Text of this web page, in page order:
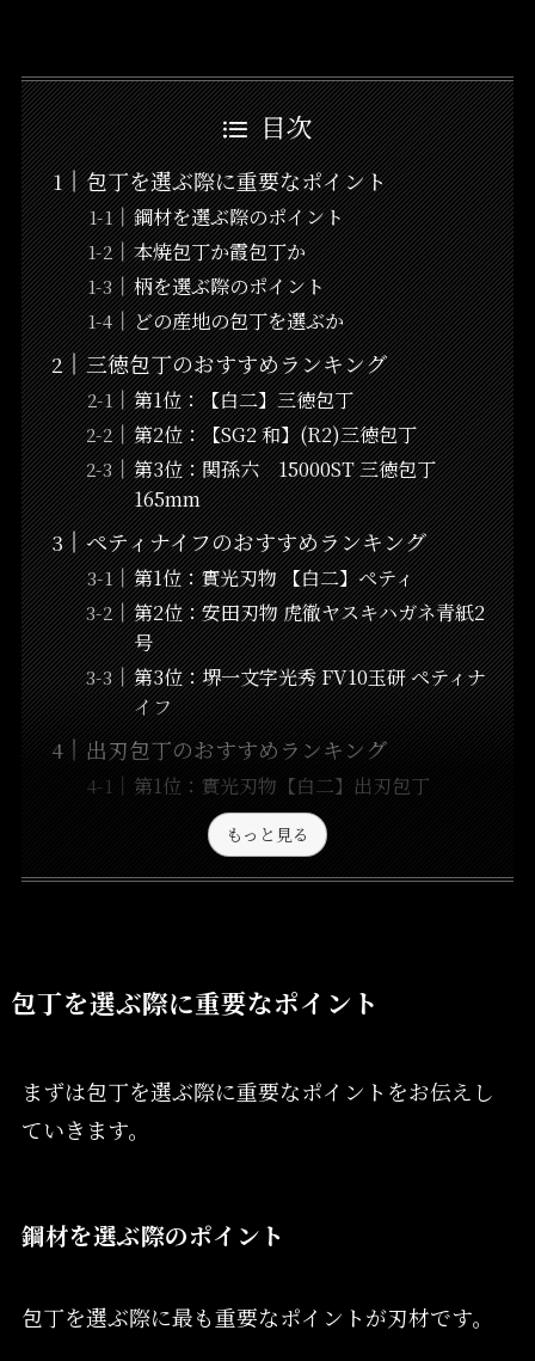
目次
包丁を選ぶ際に重要なポイント
鋼材を選ぶ際のポイント
本焼包丁か霞包丁か
柄を選ぶ際のポイント
どの産地の包丁を選ぶか
三徳包丁のおすすめランキング
第1位：【白二】三徳包丁
第2位：【SG2 和】(R2)三徳包丁
第3位：関孫六 15000ST 三徳包丁
165mm
ペティナイフのおすすめランキング
第1位：實光刃物 【白二】ペティ
第2位：安田刃物 虎徹ヤスキハガネ青紙2
号
第3位：堺一文字光秀 FV10玉研 ペティナ
イフ
出刃包丁のおすすめランキング
第1位：實光刃物【白二】出刃包丁
もっと見る
包丁を選ぶ際に重要なポイント
まずは包丁を選ぶ際に重要なポイントをお伝えし
ていきます。
鋼材を選ぶ際のポイント
包丁を選ぶ際に最も重要なポイントが刃材です。